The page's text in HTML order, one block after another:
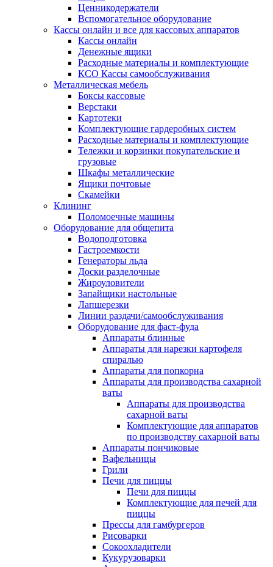
Ценникодержатели
Вспомогательное оборудование
Кассы онлайн и все для кассовых аппаратов
Кассы онлайн
Денежные ящики
Расходные материалы и комплектующие
КСО Кассы самообслуживания
Металлическая мебель
Боксы кассовые
Верстаки
Картотеки
Комплектующие гардеробных систем
Расходные материалы и комплектующие
Тележки и корзинки покупательские и
грузовые
Шкафы металлические
Ящики почтовые
Скамейки
Клининг
Поломоечные машины
Оборудование для общепита
Водоподготовка
Гастроемкости
Генераторы льда
Доски разделочные
Жироуловители
Запайщики настольные
Лапшерезки
Линии раздачи/самообслуживания
Оборудование для фаст-фуда
Аппараты блинные
Аппараты для нарезки картофеля
спиралью
Аппараты для попкорна
Аппараты для производства сахарной
ваты
Аппараты для производства
сахарной ваты
Комплектующие для аппаратов
по производству сахарной ваты
Аппараты пончиковые
Вафельницы
Грили
Печи для пиццы
Печи для пиццы
Комплектующие для печей для
пиццы
Прессы для гамбургеров
Рисоварки
Сокоохладители
Кукурузоварки